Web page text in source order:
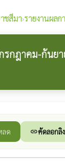
ชสีมา›รายงานผลก
รกฎาคม-กันย
ลด linkคัดลอกลิ